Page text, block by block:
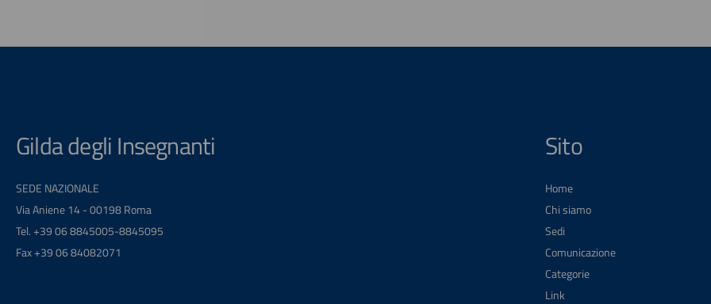
Gilda degli Insegnanti
SEDE NAZIONALE
Via Aniene 14 - 00198 Roma
Tel. +39 06 8845005-8845095
Fax +39 06 84082071
Sito
Home
Chi siamo
Sedi
Comunicazione
Categorie
Link